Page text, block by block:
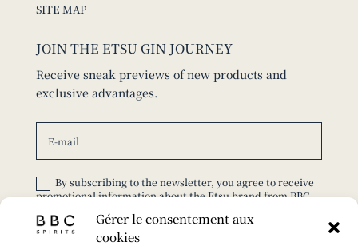
Gérer le consentement aux
cookies
SITE MAP
JOIN THE ETSU GIN JOURNEY
Receive sneak previews of new products and
exclusive advantages.
By subscribing to the newsletter, you agree to receive
promotional information about the Etsu brand from BBC